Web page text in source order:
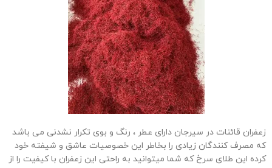
زعفران قائنات در سیرجان دارای عطر ، رنگ و بوی تکرار نشدنی می باشد
که مصرف کنندگان زیادی را بخاطر این خصوصیات عاشق و شیفته خود
کرده این طلای سرخ که شما میتوانید به راحتی این زعفران با کیفیت را از